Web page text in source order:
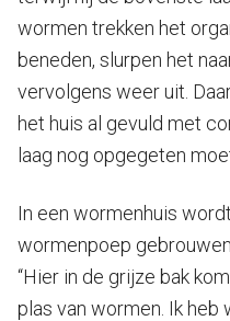
wormen trekken het
beneden, slurpen het
vervolgens weer uit.
het huis al gevuld met
laag nog opgegeten
In een wormenhuis
wormenpoep
“Hier in de grijze bak
plas van wormen. Ik heb